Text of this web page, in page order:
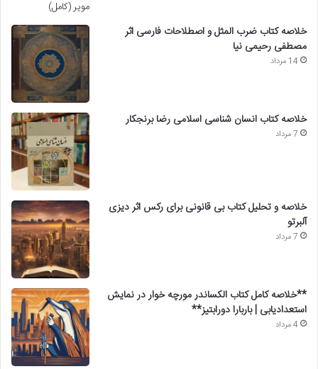
خلاصه کتاب ضرب المثل و اصطلاحات فارسی اثر
مصطفی رحیمی نیا
14 مرداد
خلاصه کتاب انسان شناسی اسلامی رضا برنجکار
7 مرداد
خلاصه و تحلیل کتاب بی قانونی برای رکس اثر دیزی
آلبرتو
7 مرداد
**خلاصه کامل کتاب الکساندر مورچه خوار در نمایش
استعدادیابی | باربارا دورابتیز**
4 مرداد